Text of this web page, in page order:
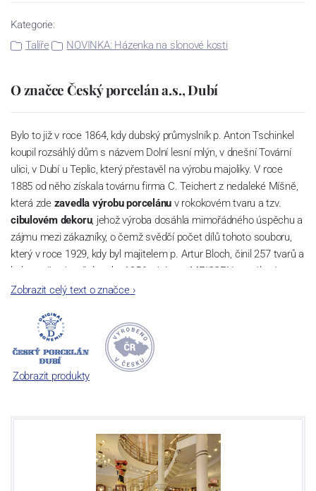
Kategorie:
Talíře
NOVINKA: Házenka na slonové kosti
O značce Český porcelán a.s., Dubí
Bylo to již v roce 1864, kdy dubský průmyslník p. Anton Tschinkel
koupil rozsáhlý dům s názvem Dolní lesní mlýn, v dnešní Tovární
ulici, v Dubí u Teplic, který přestavěl na výrobu majoliky. V roce
1885 od něho získala továrnu firma C. Teichert z nedaleké Míšně,
která zdezavedla výrobu porcelánu v rokokovém tvaru a tzv.
cibulovém dekoru, jehož výroba dosáhla mimořádného úspěchu a
zájmu mezi zákazníky, o čemž svědčí počet dílů tohoto souboru,
který v roce 1929, kdy byl majitelem p. Artur Bloch, činil 257 tvarů a
byl označován až do roku 1956 nápisem MEISSEN v oválovém
rámečku.
Dnes, kdy čtete tento úvod, nese firma název
počet jeho dílů v cibulovém provedení je 850 tvarů. Tyto výrobky
jsou garantovány Asociací sklářského a keramického průmyslu
České republiky jako „
Český výrobek
Zobrazit celý text o značce›
Zobrazit produkty